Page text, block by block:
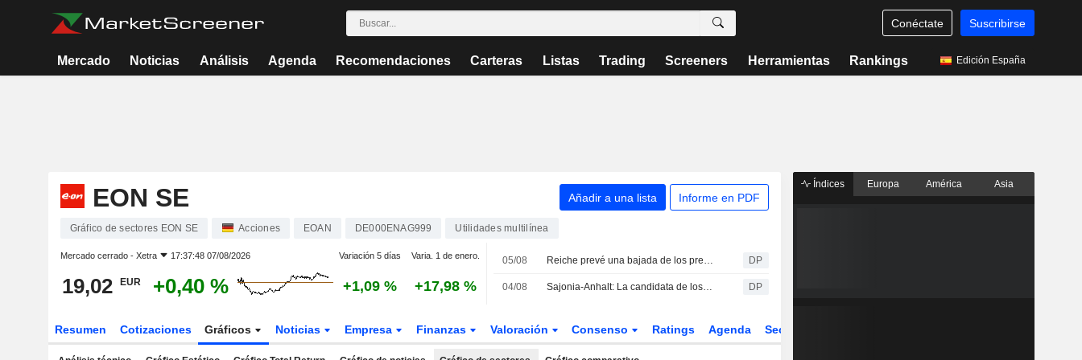
Conéctate Suscribirse
Mercado Noticias Análisis Agenda Recomendaciones Carteras Listas Trading Screeners Herramientas Rankings Edición España
EON SE Añadir a una lista Informe en PDF
Gráfico de sectores EON SE Acciones EOAN DE000ENAG999 Utilidades multilínea
Mercado cerrado - Xetra 17:37:48 07/08/2026 Variación 5 días Varia. 1 de enero.
19,02 EUR +0,40 % +1,09 % +17,98 %
05/08 Reiche prevé una bajada de los precios de la electricidad a medio plazo DP
04/08 Sajonia-Anhalt: La candidata de los Verdes aboga por precios regionales de la electricidad DP
Resumen Cotizaciones Gráficos Noticias Empresa Finanzas Valoración Consenso Ratings Agenda Sector
Índices Europa América Asia